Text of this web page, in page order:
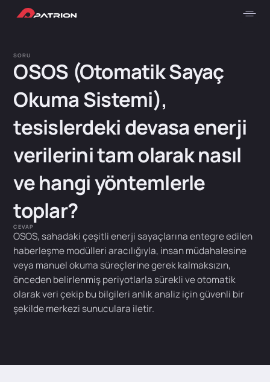
SORU
OSOS (Otomatik Sayaç
Okuma Sistemi),
tesislerdeki devasa enerji
verilerini tam olarak nasıl
ve hangi yöntemlerle
toplar?
CEVAP
OSOS, sahadaki çeşitli enerji sayaçlarına entegre edilen
haberleşme modülleri aracılığıyla, insan müdahalesine
veya manuel okuma süreçlerine gerek kalmaksızın,
önceden belirlenmiş periyotlarla sürekli ve otomatik
olarak veri çekip bu bilgileri anlık analiz için güvenli bir
şekilde merkezi sunuculara iletir.